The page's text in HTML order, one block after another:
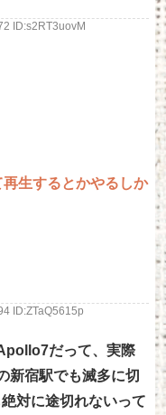
ID:s2RT3uovM
生するとかやるしか
ID:ZTaQ5615p
だって、実際
新宿駅でも滅多に切
対に途切れないって